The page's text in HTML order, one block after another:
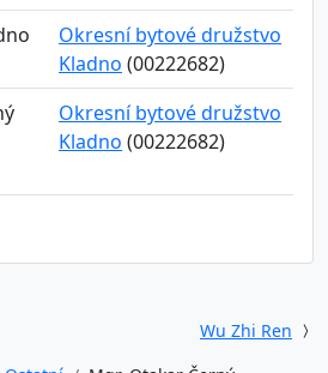
Okresní bytové družstvo
Kladno (00222682)
Okresní bytové družstvo
Kladno (00222682)
Wu Zhi Ren